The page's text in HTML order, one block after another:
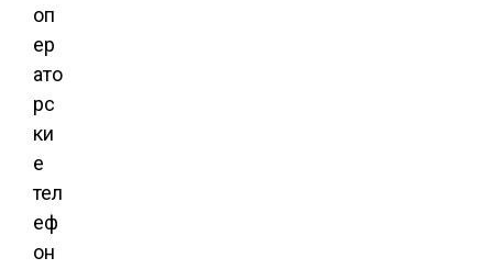
оп
ер
ато
рс
ки
е
тел
еф
он